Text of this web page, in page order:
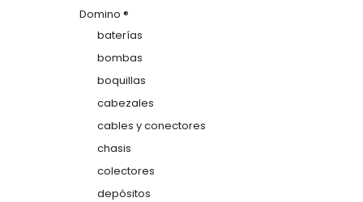
Domino ®
baterías
bombas
boquillas
cabezales
cables y conectores
chasis
colectores
depósitos